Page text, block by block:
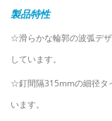
製品特性
☆滑らかな輪郭の波弧デ
しています。
☆釘間隔315mmの細径タ
います。